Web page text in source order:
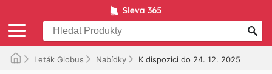
Leták Globus Nabídky K dispozici do 24. 12. 2025